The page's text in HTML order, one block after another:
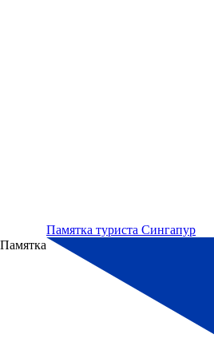
Памятка
Памятка туриста Сингапур